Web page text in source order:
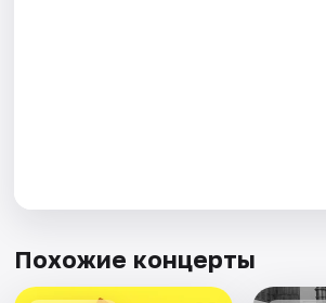
Похожие концерты